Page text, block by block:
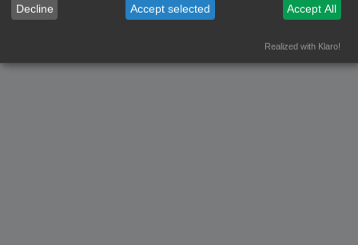
Privacy|Gebruikersvoorwaarden
Decline Accept selected Accept All
Realized with Klaro!